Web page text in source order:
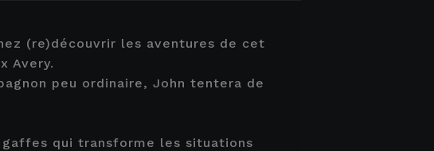
(re)découvrir les aventures de cet
Avery.
peu ordinaire, John tentera de
qui transforme les situations